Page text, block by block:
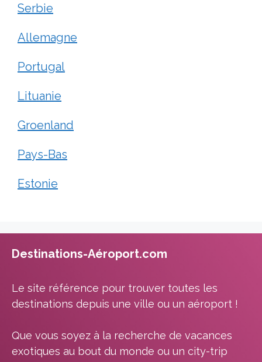
Serbie
Allemagne
Portugal
Lituanie
Groenland
Pays-Bas
Estonie
Destinations-Aéroport.com
Le site référence pour trouver toutes les
destinations depuis une ville ou un aéroport !
Que vous soyez à la recherche de vacances
exotiques au bout du monde ou un city-trip